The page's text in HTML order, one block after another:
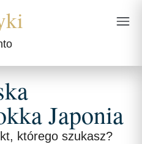
Japonia
którego szukasz?